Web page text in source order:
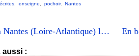
enseigne pochoir, Nantes
En balade à Nantes (Loire-Atlantique) le 6 octobre 2019 (3)
aussi :